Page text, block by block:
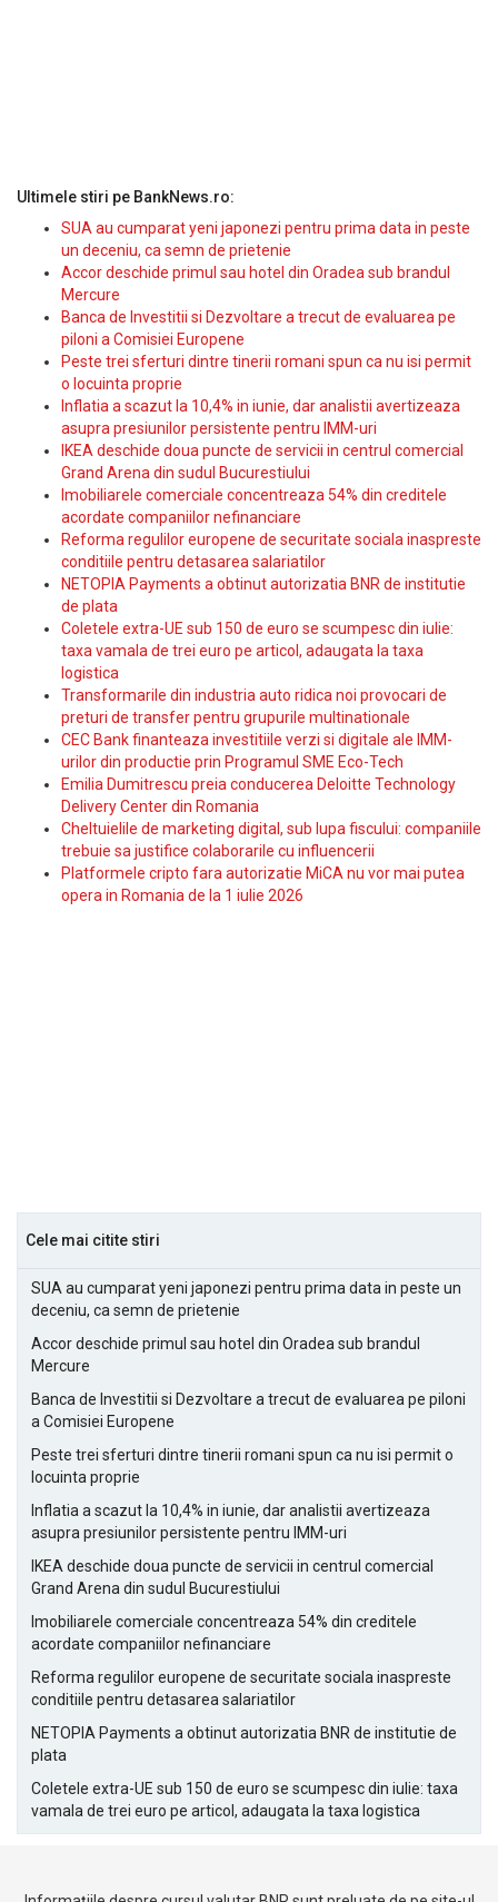
Ultimele stiri pe BankNews.ro:
SUA au cumparat yeni japonezi pentru prima data in peste
un deceniu, ca semn de prietenie
Accor deschide primul sau hotel din Oradea sub brandul
Mercure
Banca de Investitii si Dezvoltare a trecut de evaluarea pe
piloni a Comisiei Europene
Peste trei sferturi dintre tinerii romani spun ca nu isi permit
o locuinta proprie
Inflatia a scazut la 10,4% in iunie, dar analistii avertizeaza
asupra presiunilor persistente pentru IMM-uri
IKEA deschide doua puncte de servicii in centrul comercial
Grand Arena din sudul Bucurestiului
Imobiliarele comerciale concentreaza 54% din creditele
acordate companiilor nefinanciare
Reforma regulilor europene de securitate sociala inaspreste
conditiile pentru detasarea salariatilor
NETOPIA Payments a obtinut autorizatia BNR de institutie
de plata
Coletele extra-UE sub 150 de euro se scumpesc din iulie:
taxa vamala de trei euro pe articol, adaugata la taxa
logistica
Transformarile din industria auto ridica noi provocari de
preturi de transfer pentru grupurile multinationale
CEC Bank finanteaza investitiile verzi si digitale ale IMM-
urilor din productie prin Programul SME Eco-Tech
Emilia Dumitrescu preia conducerea Deloitte Technology
Delivery Center din Romania
Cheltuielile de marketing digital, sub lupa fiscului: companiile
trebuie sa justifice colaborarile cu influencerii
Platformele cripto fara autorizatie MiCA nu vor mai putea
opera in Romania de la 1 iulie 2026
Cele mai citite stiri
SUA au cumparat yeni japonezi pentru prima data in peste un
deceniu, ca semn de prietenie
Accor deschide primul sau hotel din Oradea sub brandul
Mercure
Banca de Investitii si Dezvoltare a trecut de evaluarea pe piloni
a Comisiei Europene
Peste trei sferturi dintre tinerii romani spun ca nu isi permit o
locuinta proprie
Inflatia a scazut la 10,4% in iunie, dar analistii avertizeaza
asupra presiunilor persistente pentru IMM-uri
IKEA deschide doua puncte de servicii in centrul comercial
Grand Arena din sudul Bucurestiului
Imobiliarele comerciale concentreaza 54% din creditele
acordate companiilor nefinanciare
Reforma regulilor europene de securitate sociala inaspreste
conditiile pentru detasarea salariatilor
NETOPIA Payments a obtinut autorizatia BNR de institutie de
plata
Coletele extra-UE sub 150 de euro se scumpesc din iulie: taxa
vamala de trei euro pe articol, adaugata la taxa logistica